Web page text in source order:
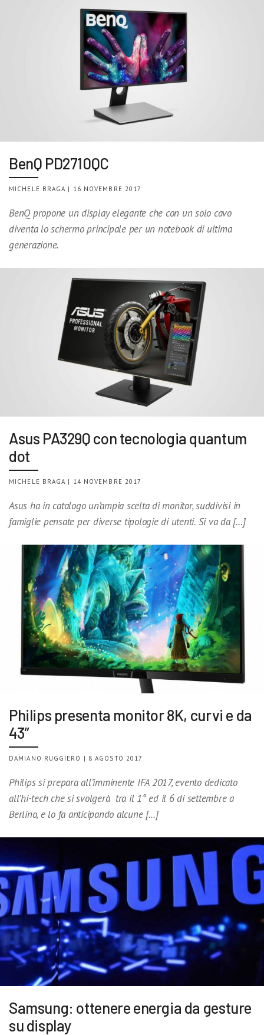
BenQ PD2710QC
MICHELE BRAGA | 16 NOVEMBRE 2017
BenQ propone un display elegante che con un solo cavo
diventa lo schermo principale per un notebook di ultima
generazione.
Asus PA329Q con tecnologia quantum
dot
MICHELE BRAGA | 14 NOVEMBRE 2017
Asus ha in catalogo un’ampia scelta di monitor, suddivisi in
famiglie pensate per diverse tipologie di utenti. Si va da […]
Philips presenta monitor 8K, curvi e da
43″
DAMIANO RUGGIERO | 8 AGOSTO 2017
Philips si prepara all’imminente IFA 2017, evento dedicato
all’hi-tech che si svolgerà tra il 1° ed il 6 di settembre a
Berlino, e lo fa anticipando alcune […]
Samsung: ottenere energia da gesture
su display